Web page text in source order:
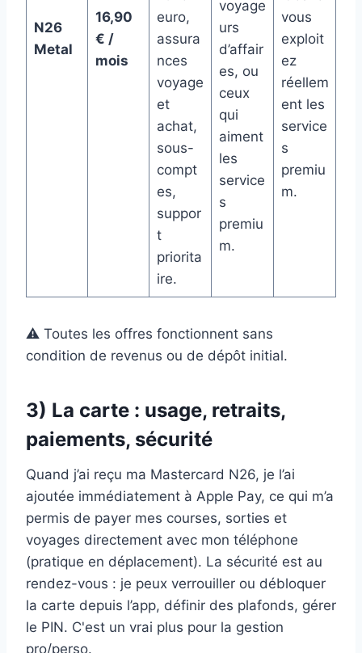
N26
Metal
16,90
€ /
mois
euro,
assura
nces
voyage
et
achat,
sous-
compt
es,
suppor
t
priorita
ire.
voyage
urs
d’affair
es, ou
ceux
qui
aiment
les
service
s
premiu
m.
vous
exploit
ez
réellem
ent les
service
s
premiu
m.
⚠️ Toutes les offres fonctionnent sans
condition de revenus ou de dépôt initial.
3) La carte : usage, retraits,
paiements, sécurité
Quand j’ai reçu ma Mastercard N26, je l’ai
ajoutée immédiatement à Apple Pay, ce qui m’a
permis de payer mes courses, sorties et
voyages directement avec mon téléphone
(pratique en déplacement). La sécurité est au
rendez-vous : je peux verrouiller ou débloquer
la carte depuis l’app, définir des plafonds, gérer
le PIN. C'est un vrai plus pour la gestion
pro/perso.